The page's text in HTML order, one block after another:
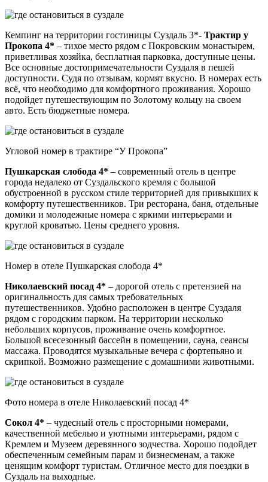
Кемпинг на территории гостиницы Суздаль 3*- Трактир у
Прокопа 4* – тихое место рядом с Покровским монастырем,
приветливая хозяйка, бесплатная парковка, доступные цены.
Все основные достопримечательности Суздаля в пешей
доступности. Судя по отзывам, кормят вкусно. В номерах есть
всё, что необходимо для комфортного проживания. Хорошо
подойдет путешествующим по Золотому кольцу на своем
авто. Есть бюджетные номера.
Угловой номер в трактире “У Прокопа”
Пушкарская слобода 4* – современный отель в центре
города недалеко от Суздальского кремля с большой
обустроенной в русском стиле территорией для привыкших к
комфорту путешественников. Три ресторана, баня, отдельные
домики и молодежные номера с яркими интерьерами и
круглой кроватью. Цены среднего уровня.
Номер в отеле Пушкарская слобода 4*
Николаевский посад 4* – дорогой отель с претензией на
оригинальность для самых требовательных
путешественников. Удобно расположен в центре Суздаля
рядом с городским парком. На территории несколько
небольших корпусов, проживание очень комфортное.
Большой всесезонный бассейн в помещении, сауна, сеансы
массажа. Проводятся музыкальные вечера с фортепьяно и
скрипкой. Возможно размещение с домашними животными.
Фото номера в отеле Николаевский посад 4*
Сокол 4* – чудесный отель с просторными номерами,
качественной мебелью и уютными интерьерами, рядом с
Кремлем и Музеем деревянного зодчества. Хорошо подойдет
обеспеченным семейным парам и бизнесменам, а также
ценящим комфорт туристам. Отличное место для поездки в
Суздаль на выходные.